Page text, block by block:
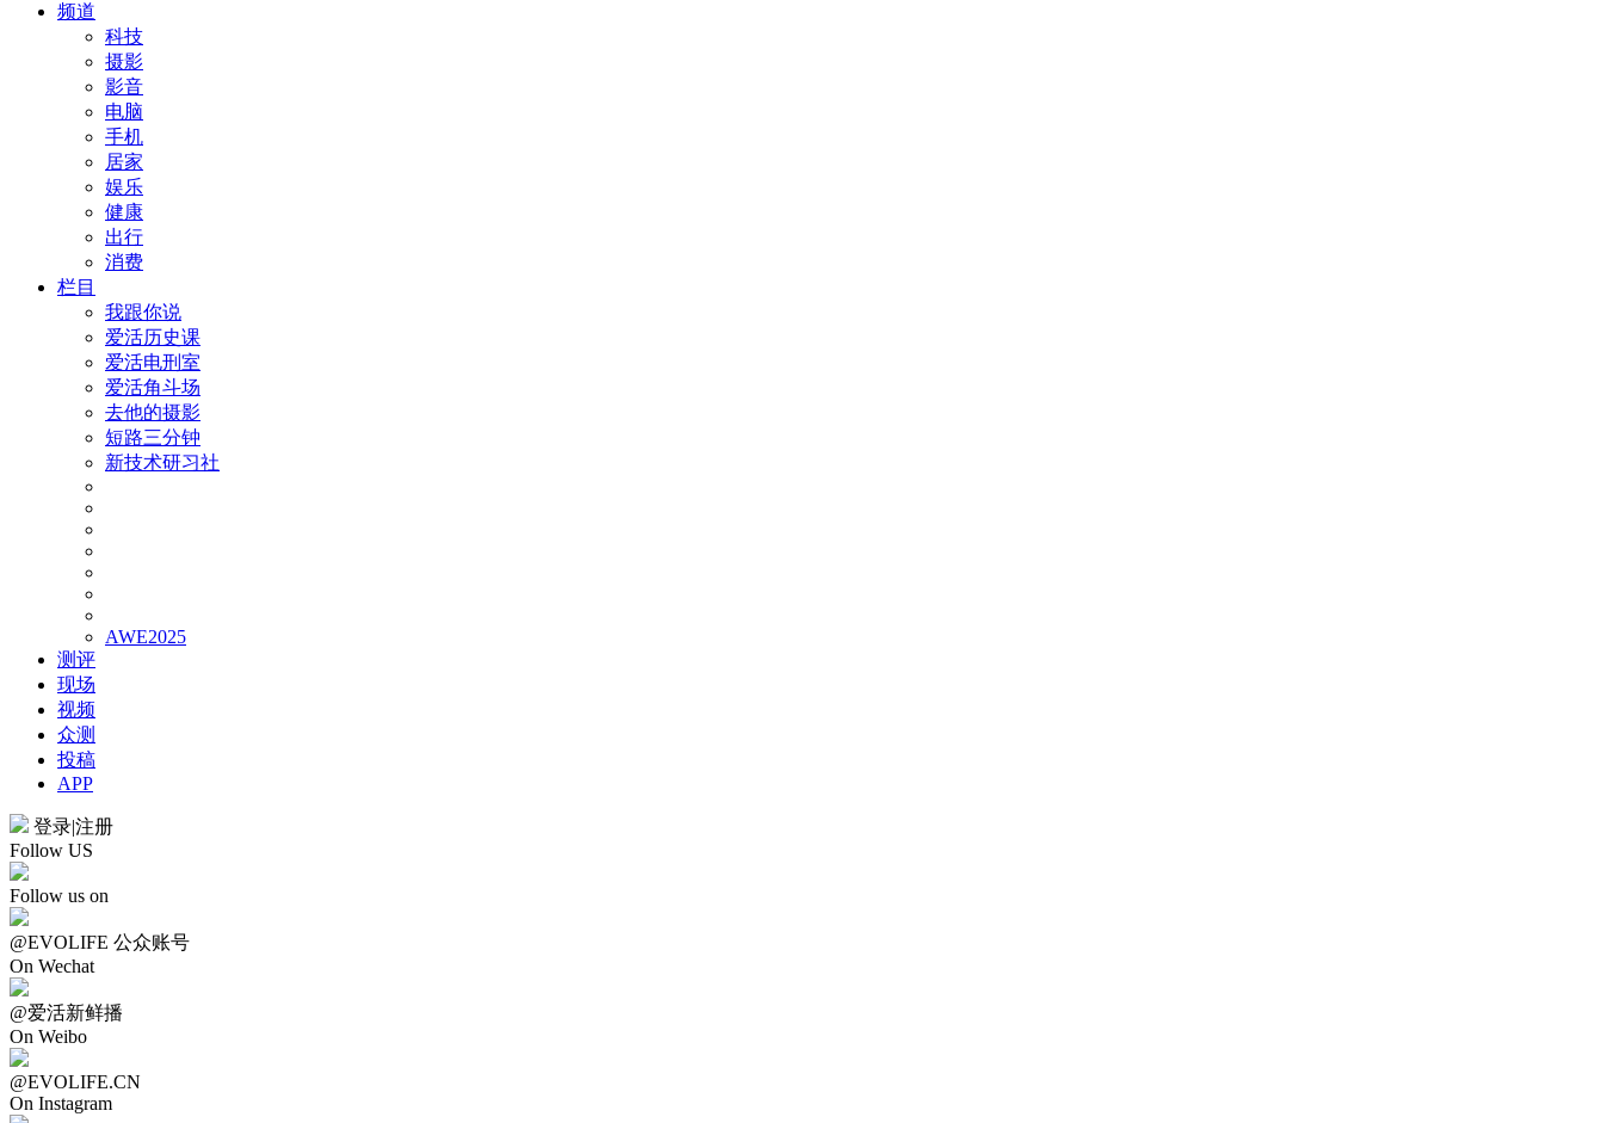
频道
科技
摄影
影音
电脑
手机
居家
娱乐
健康
出行
消费
栏目
我跟你说
爱活历史课
爱活电刑室
爱活角斗场
去他的摄影
短路三分钟
新技术研习社
AWE2025
测评
现场
视频
众测
投稿
APP
登录|注册
Follow US
Follow us on
@EVOLIFE 公众账号
On Wechat
@爱活新鲜播
On Weibo
@EVOLIFE.CN
On Instagram